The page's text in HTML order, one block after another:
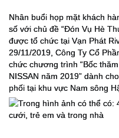
Nhân buổi họp mặt khách
số với chủ đề “Đón Vụ Hè
được tổ chức tại Vạn Phát
29/11/2019, Công Ty Cổ
chức chương trình “Bốc
NISSAN năm 2019” dành
phối tại khu vực Nam sông